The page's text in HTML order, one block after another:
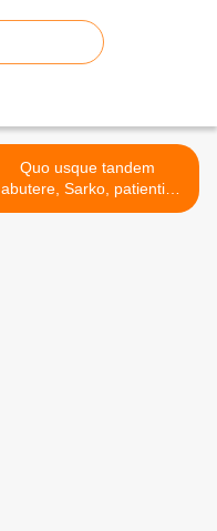
Quo usque tandem
abutere, Sarko, patientia
nostra >